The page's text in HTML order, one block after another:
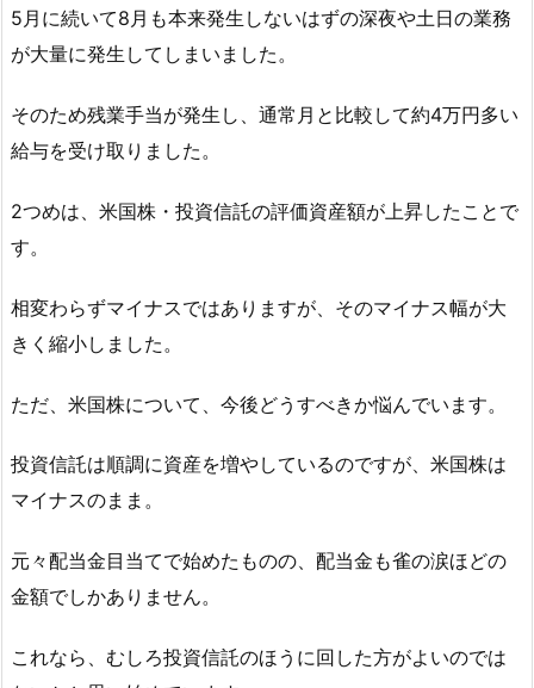
5月に続いて8月も本来発生しないはずの深夜や土日の業務
が大量に発生してしまいました。
そのため残業手当が発生し、通常月と比較して約4万円多い
給与を受け取りました。
2つめは、米国株・投資信託の評価資産額が上昇したことで
す。
相変わらずマイナスではありますが、そのマイナス幅が大
きく縮小しました。
ただ、米国株について、今後どうすべきか悩んでいます。
投資信託は順調に資産を増やしているのですが、米国株は
マイナスのまま。
元々配当金目当てで始めたものの、配当金も雀の涙ほどの
金額でしかありません。
これなら、むしろ投資信託のほうに回した方がよいのでは